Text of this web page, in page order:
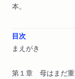
本。
目次
まえがき
第１章 母はまだ